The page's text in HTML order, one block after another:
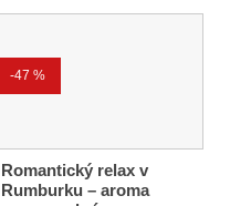
-47 %
Romantický relax v
Rumburku – aroma